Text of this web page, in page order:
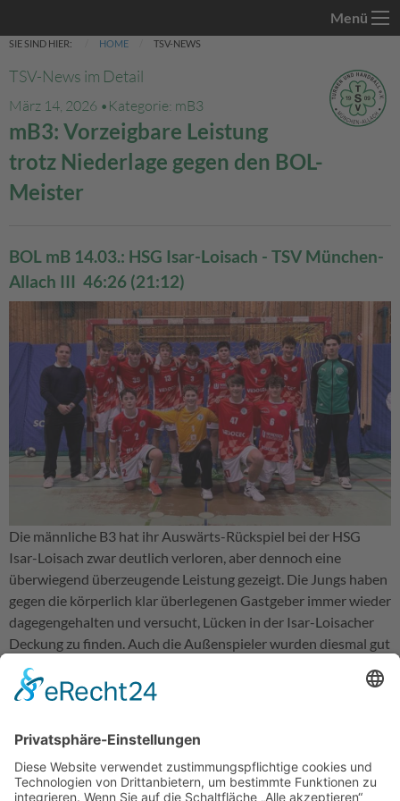
Menü
SIE SIND HIER: HOME TSV-NEWS
TSV-News im Detail
März 14, 2026 • Kategorie: mB3
mB3: Vorzeigbare Leistung
trotz Niederlage gegen den BOL-
Meister
BOL mB 14.03.: HSG Isar-Loisach - TSV München-
Allach III 46:26 (21:12)
Die männliche B3 hat ihr Auswärts-Rückspiel bei der HSG
Isar-Loisach zwar deutlich verloren, aber dennoch eine
überwiegend überzeugende Leistung gezeigt. Die Jungs haben
gegen die körperlich klar überlegenen Gastgeber immer wieder
dagegengehalten und versucht, Lücken in der Isar-Loisacher
Deckung zu finden. Auch die Außenspieler wurden diesmal gut
eingebunden und kamen immer wieder zu Wurfgelegenheiten.
In der zweiten Hälfte forderte die dünn besetzte Bank ihren
Gegner eine Reihe einfacher Gegenstoßtore erzielen konnten.
Dennoch war diese Leistung eine deutliche Steigerung
gegenüber dem Hinspiel, mit der man insgesamt zufrieden sein